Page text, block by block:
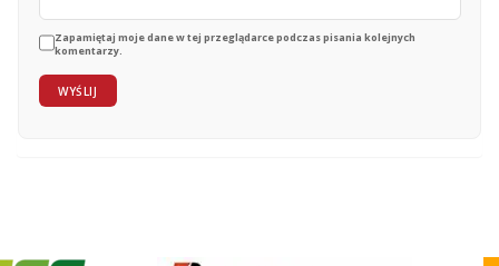
Zapamiętaj moje dane w tej przeglądarce podczas pisania kolejnych
komentarzy.